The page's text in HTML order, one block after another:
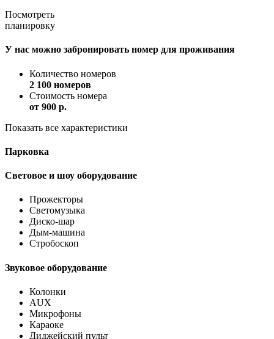
Посмотреть
планировку
У нас можно забронировать номер для проживания
Количество номеров
2 100 номеров
Стоимость номера
от 900 p.
Показать все характеристики
Парковка
Световое и шоу оборудование
Прожекторы
Светомузыка
Диско-шар
Дым-машина
Стробоскоп
Звуковое оборудование
Колонки
AUX
Микрофоны
Караоке
Диджейский пульт